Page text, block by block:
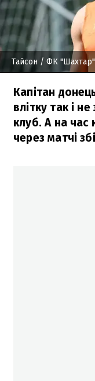
Тайсон / ФК "Шахтар"
Капітан
влітку так і
клуб. А на час
через матчі